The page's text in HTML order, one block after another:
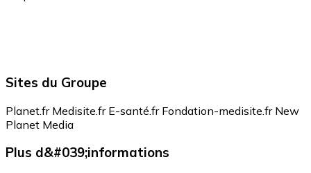
Sites du Groupe
Planet.fr Medisite.fr E-santé.fr Fondation-medisite.fr New
Planet Media
Plus d&#039;informations